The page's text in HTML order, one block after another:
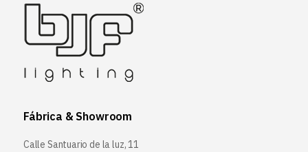
Fábrica & Showroom
Calle Santuario de la luz, 11